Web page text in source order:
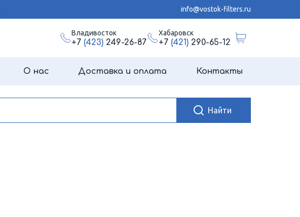
info@vostok-filters.ru
Владивосток
+7 (423)249-26-87
Хабаровск
+7 (421)290-65-12
О нас Доставка и оплата Контакты